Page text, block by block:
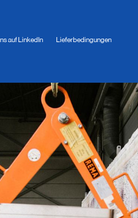
auf LinkedIn Lieferbedingungen